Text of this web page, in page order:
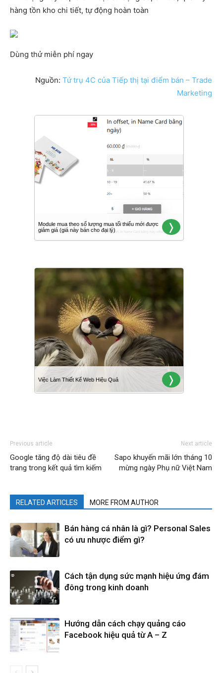
hàng tồn kho chi tiết, tự động hoàn toàn
Dùng thử miễn phí ngay
Nguồn: Tứ trụ 4C của Tiếp thị tại điểm bán – Trade
Marketing
Previous article
Google tăng độ dài tiêu đề
trang trong kết quả tìm kiếm
Next article
Sapo khuyến mãi lớn tháng 10
mừng ngày Phụ nữ Việt Nam
RELATED ARTICLES MORE FROM AUTHOR
Bán hàng cá nhân là gì? Personal Sales
có ưu nhược điểm gì?
Cách tận dụng sức mạnh hiệu ứng đám
đông trong kinh doanh
Hướng dẫn cách chạy quảng cáo
Facebook hiệu quả từ A – Z